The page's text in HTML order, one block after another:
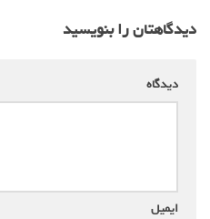
دیدگاهتان را بنویسید
دیدگاه
ایمیل